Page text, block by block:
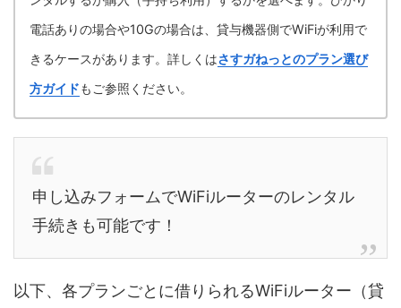
電話ありの場合や10Gの場合は、貸与機器側でWiFiが利用で
きるケースがあります。詳しくはさすガねっとのプラン選び
方ガイドもご参照ください。
申し込みフォームでWiFiルーターのレンタル
手続きも可能です！
以下、各プランごとに借りられるWiFiルーター（貸